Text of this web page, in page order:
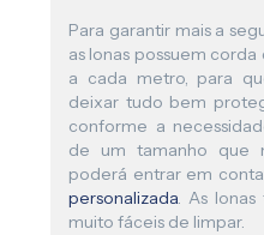
Para garantir mais a
as lonas possuem corda
a cada metro, para
deixar tudo bem
conforme a
de um tamanho que
poderá entrar em
personalizada. As
muito fáceis de limpar.